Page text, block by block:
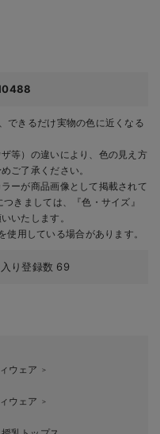
できるだけ実物の色に近くなる
等）の違いにより、色の見え方
ご了承ください。
ーが商品画像として掲載されて
きましては、『色・サイズ』
いたします。
用している場合があります。
り登録数 69
ウェア ＞
ウェア ＞